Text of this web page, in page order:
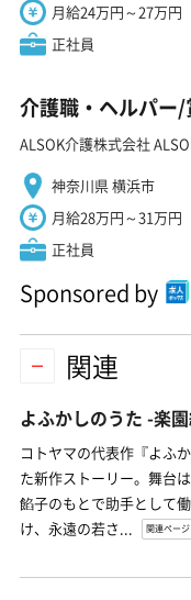
月給24万円～27万円
正社員
介護職・ヘルパー
ALSOK介護株式会社
神奈川県 横浜市
月給28万円～31万円
正社員
Sponsored by
関連
よふかしのうた -楽
コトヤマの代表作『よふ
た新作ストーリー。舞台
餡子のもとで助手として
け、永遠の若さ...
関連ページ